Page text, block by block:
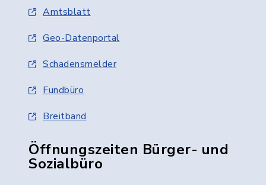
Amtsblatt
Geo-Datenportal
Schadensmelder
Fundbüro
Breitband
Öffnungszeiten Bürger- und
Sozialbüro